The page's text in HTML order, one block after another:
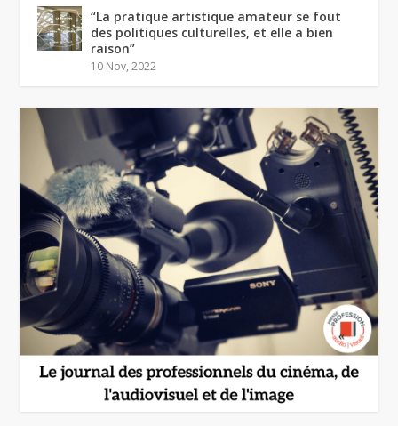
“La pratique artistique amateur se fout
des politiques culturelles, et elle a bien
raison”
10 Nov, 2022